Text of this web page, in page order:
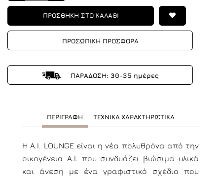
ΠΡΟΣΘΗΚΗ ΣΤΟ ΚΑΛΑΘΙ
ΠΡΟΣΩΠΙΚΗ ΠΡΟΣΦΟΡΑ
ΠΑΡΑΔΟΣΗ: 30-35 ημέρες
ΠΕΡΙΓΡΑΦΗ ΤΕΧΝΙΚΑ ΧΑΡΑΚΤΗΡΙΣΤΙΚΑ
Η A.I. LOUNGE είναι η νέα πολυθρόνα από την
οικογένεια A.I. που συνδυάζει βιώσιμα υλικά
και άνεση με ένα γραφιστικό σχέδιο που